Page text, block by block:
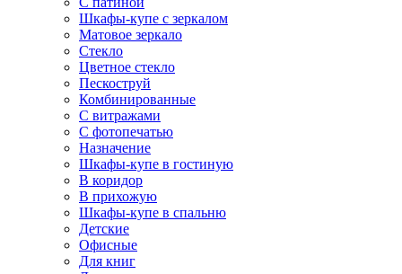
Шкафы-купе с зеркалом
Матовое зеркало
Стекло
Цветное стекло
Пескоструй
Комбинированные
С витражами
С фотопечатью
Назначение
Шкафы-купе в гостиную
В коридор
В прихожую
Шкафы-купе в спальню
Детские
Офисные
Для книг